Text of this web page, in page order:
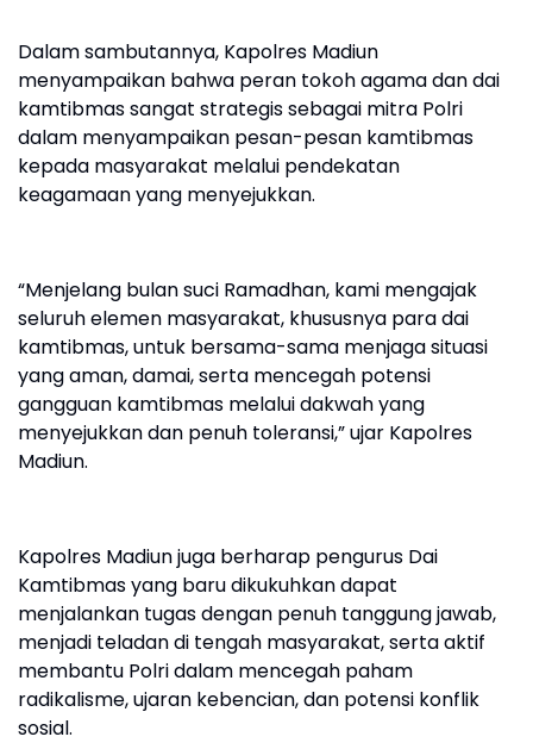
Dalam sambutannya, Kapolres Madiun
menyampaikan bahwa peran tokoh agama dan dai
kamtibmas sangat strategis sebagai mitra Polri
dalam menyampaikan pesan-pesan kamtibmas
kepada masyarakat melalui pendekatan
keagamaan yang menyejukkan.
“Menjelang bulan suci Ramadhan, kami mengajak
seluruh elemen masyarakat, khususnya para dai
kamtibmas, untuk bersama-sama menjaga situasi
yang aman, damai, serta mencegah potensi
gangguan kamtibmas melalui dakwah yang
menyejukkan dan penuh toleransi,” ujar Kapolres
Madiun.
Kapolres Madiun juga berharap pengurus Dai
Kamtibmas yang baru dikukuhkan dapat
menjalankan tugas dengan penuh tanggung jawab,
menjadi teladan di tengah masyarakat, serta aktif
membantu Polri dalam mencegah paham
radikalisme, ujaran kebencian, dan potensi konflik
sosial.